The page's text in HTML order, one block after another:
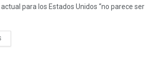
para los Estados Unidos “no parece ser